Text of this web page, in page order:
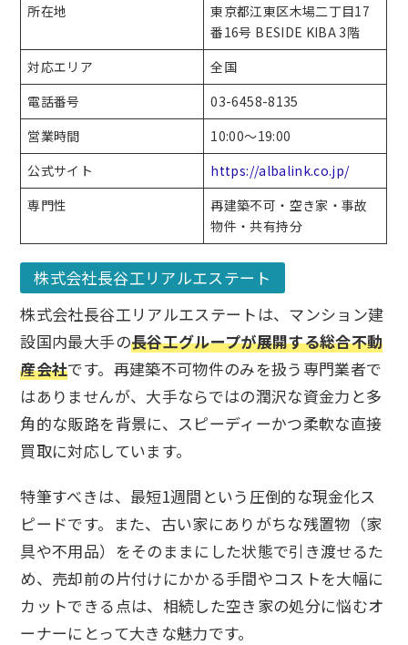
所在地
東京都江東区木場二丁目17
番16号 BESIDE KIBA 3階
対応エリア
全国
電話番号
03-6458-8135
営業時間
10:00～19:00
公式サイト
https://albalink.co.jp/
専門性
再建築不可・空き家・事故
物件・共有持分
株式会社長谷工リアルエステート
株式会社長谷工リアルエステートは、マンション建
設国内最大手の長谷工グループが展開する総合不動
産会社です。再建築不可物件のみを扱う専門業者で
はありませんが、大手ならではの潤沢な資金力と多
角的な販路を背景に、スピーディーかつ柔軟な直接
買取に対応しています。
特筆すべきは、最短1週間という圧倒的な現金化ス
ピードです。また、古い家にありがちな残置物（家
具や不用品）をそのままにした状態で引き渡せるた
め、売却前の片付けにかかる手間やコストを大幅に
カットできる点は、相続した空き家の処分に悩むオ
ーナーにとって大きな魅力です。